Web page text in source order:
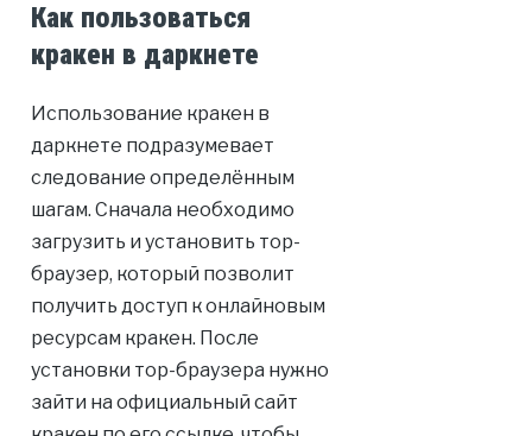
Как пользоваться
кракен в даркнете
Использование кракен в
даркнете подразумевает
следование определённым
шагам. Сначала необходимо
загрузить и установить тор-
браузер, который позволит
получить доступ к онлайновым
ресурсам кракен. После
установки тор-браузера нужно
зайти на официальный сайт